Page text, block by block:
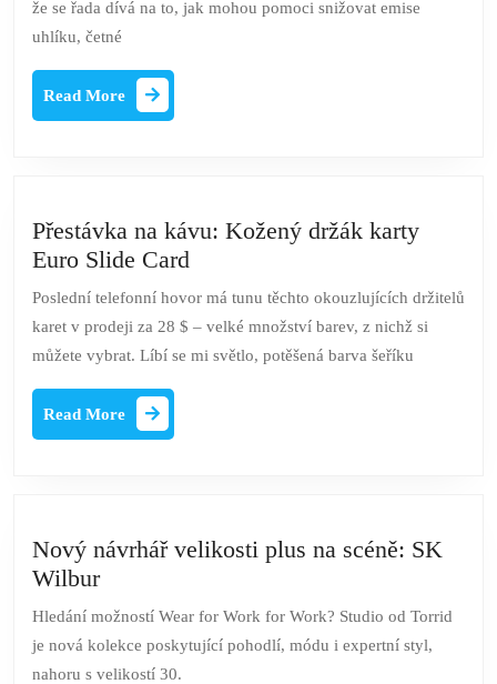
veganské
do
svého
že se řada dívá na to, jak mohou pomoci snižovat emise
uhlíku, četné
Read More
More
Přestávka na kávu: Kožený držák karty
Euro Slide Card
kávu:
Kožený
Poslední telefonní hovor má tunu těchto okouzlujících držitelů
karet v prodeji za 28 $ – velké množství barev, z nichž si
můžete vybrat. Líbí se mi světlo, potěšená barva šeříku
Read More
More
Nový návrhář velikosti plus na scéně: SK
WilburNový
návrhář
velikosti
plus
Hledání možností Wear for Work for Work? Studio od Torrid
je nová kolekce poskytující pohodlí, módu i expertní styl,
nahoru s velikostí 30.